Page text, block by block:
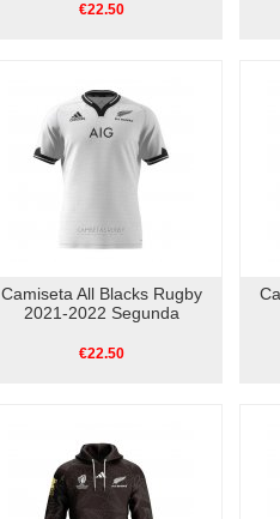
€22.50
Camiseta All Blacks Rugby
2021-2022 Segunda
€22.50